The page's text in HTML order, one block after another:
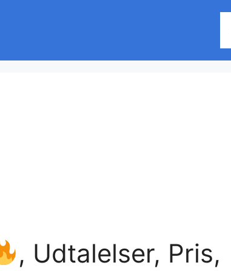
, Udtalelser, Pris,